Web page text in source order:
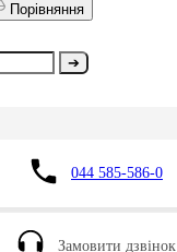
Порівняння
➔
044 585-586-0
Замовити дзвінок